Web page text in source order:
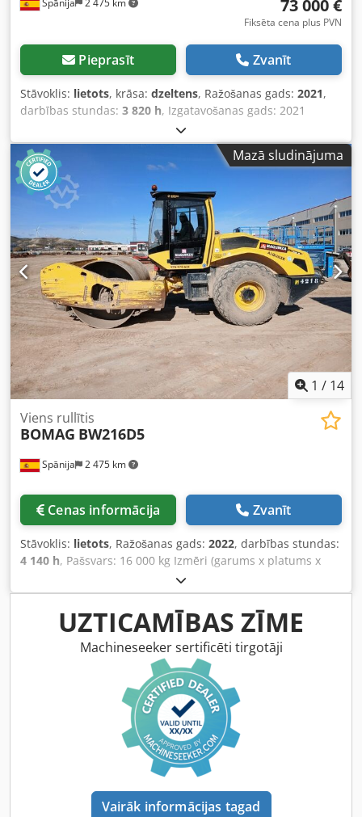
73 000 €
Fiksēta cena plus PVN
Pieprasīt Zvanīt
Stāvoklis: lietots, krāsa: dzeltens, Ražošanas gads: 2021,
darbības stundas: 3 820 h, Izgatavošanas gads: 2021
Dodpsx Sqhijfx Aiaekr Tukšais svars: 16 000 kg Izmēri (G x P
x A): 622 x 230 x 299 cm Dzinēja tips: Deutz DEUTZ TCD4.1
L-4
Mazā sludinājuma
1 / 14
Spānija 2 475 km
Viens rullītis
BOMAG BW216D5
Cenas informācija Zvanīt
Stāvoklis: lietots, Ražošanas gads: 2022, darbības stundas:
4 140 h, Pašsvars: 16 000 kg Izmēri (garums x platums x
augstums): 622 x 230 x 299 cm Djdpozi Eb Nefx Aiaekr
UZTICAMĪBAS ZĪME
Machineseeker sertificēti tirgotāji
Vairāk informācijas tagad